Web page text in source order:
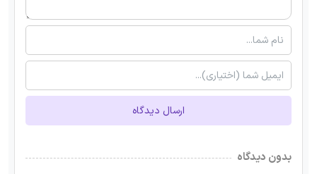
ارسال دیدگاه
بدون دیدگاه